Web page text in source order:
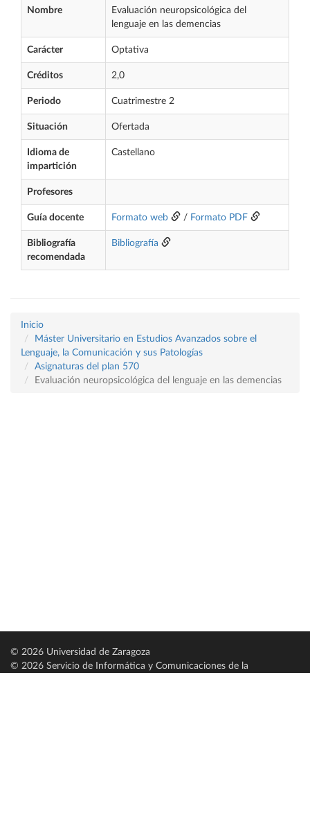
Nombre
Evaluación neuropsicológica del
lenguaje en las demencias
Carácter Optativa
Créditos 2,0
Periodo Cuatrimestre 2
Situación Ofertada
Idioma de
impartición
Castellano
Profesores
Guía docente Formato web / Formato PDF
Bibliografía
recomendada
Bibliografía
Inicio
Máster Universitario en Estudios Avanzados sobre el
Lenguaje, la Comunicación y sus Patologías
Asignaturas del plan 570
Evaluación neuropsicológica del lenguaje en las demencias
© 2026 Universidad de Zaragoza
© 2026 Servicio de Informática y Comunicaciones de la